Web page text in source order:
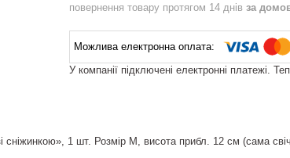
повернення товару протягом 14 днів за
У компанії підключені електронні платежі.
1 шт. Розмір М, висота прибл. 12 см (сама